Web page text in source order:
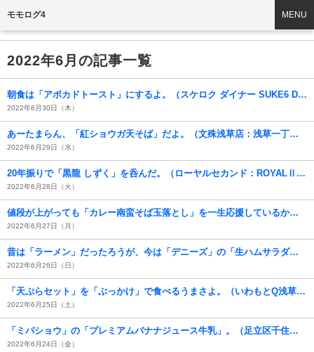
モモログ4 MENU
2022年6月の記事一覧
朝食は「アボカドトースト」にするよ。（スケロク ダイナー SUKE6 DINER：花川戸一丁目）
2022年6月30日（木）
あーたまらん、「紅ショウガ天そば」だよ。（文殊浅草店：浅草一丁目：浅草地下街）
2022年6月29日（水）
20年振りで「黒龍 しずく」を呑んだ。（ローヤルセカンド：ROYALⅡ：淺草二丁目）
2022年6月28日（火）
値段が上がっても「カレー南蛮そば玉落とし」を一生応援しているから。（翁そば：浅草二丁目）
2022年6月27日（月）
昔は「ラーメン」だったろうが、今は「デニーズ」の「生ハムサラダ」だ（笑）。（デニーズ浅草国際通店：浅草一丁目）
2022年6月26日（日）
「天ぷらセット」を「ぶっかけ」で食べるうまさよ。（いわもとQ浅草店：雷門二丁目）
2022年6月25日（土）
「ミバショウ」の「プレミアムバナナジュース牛乳」。（足立区千住３丁目：北千住マルイ8F）
2022年6月24日（金）